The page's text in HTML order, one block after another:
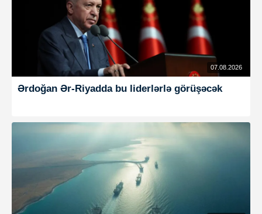
07.08.2026
Ərdoğan Ər-Riyadda bu liderlərlə görüşəcək